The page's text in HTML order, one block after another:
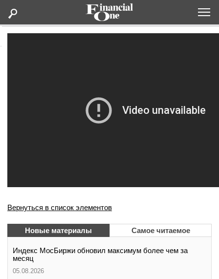
вконтакте
телеграм
Вернуться в список элементов
Новые материалы Самое читаемое
Индекс МосБиржи обновил максимум более чем за
месяц
05.08.2026